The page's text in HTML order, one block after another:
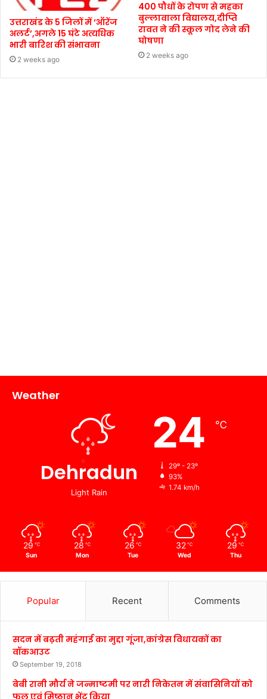
उत्तराखंड के 5 जिलों में ‘ऑरेंज
अलर्ट’,अगले 15 घंटे अत्यधिक
भारी बारिश की संभावना
2 weeks ago
400 पौधों के रोपण से महका
बुल्लावाला विद्यालय,दीप्ति
रावत ने की स्कूल गोद लेने की
घोषणा
2 weeks ago
Weather
Dehradun
Light Rain
24 ℃
29º - 23º
93%
1.74 km/h
29 ℃
Sun
28 ℃
Mon
26 ℃
Tue
32 ℃
Wed
29 ℃
Thu
Popular Recent Comments
सदन में बढ़ती महंगाई का मुद्दा गूंजा,कांग्रेस विधायकों का
वॉकआउट
September 19, 2018
बेबी रानी मौर्य ने जन्माष्टमी पर नारी निकेतन में संवासिनियों को